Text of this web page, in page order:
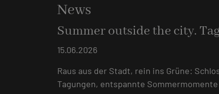
News
Summer outside the city.
15.06.2026
Raus aus der Stadt, rein ins Grüne:
Tagungen, entspannte